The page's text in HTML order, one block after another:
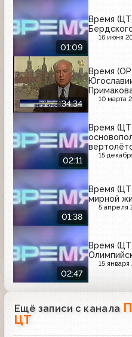
01:09
Время
16 июня
34:34
Время
10 марта
02:11
Время
15
01:38
Время
мирной
5 апреля
02:47
Время
15 января
Ещё записи с канала
ЦТ